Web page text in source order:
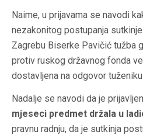
Naime, u prijavama se navodi
nezakonitog postupanja
Zagrebu Biserke Pavičić tužba
protiv ruskog državnog fonda
dostavljena na odgovor
Nadalje se navodi da je
mjeseci predmet držala u
pravnu radnju, da je sutkinja